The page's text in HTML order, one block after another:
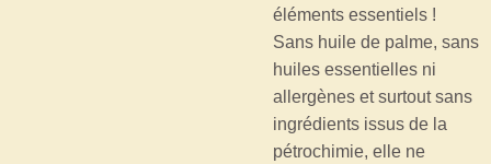
éléments essentiels !
Sans huile de palme, sans
huiles essentielles ni
allergènes et surtout sans
ingrédients issus de la
pétrochimie, elle ne